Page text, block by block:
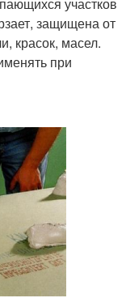
защищена от
красок, масел.
при